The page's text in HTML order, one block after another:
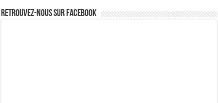
Retrouvez-nous sur Facebook